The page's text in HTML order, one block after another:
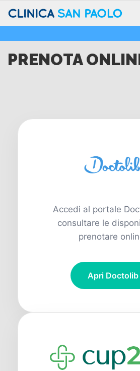
PRENOTA
Accedi al portale
consultare le
prenotare
Apri Doctolib